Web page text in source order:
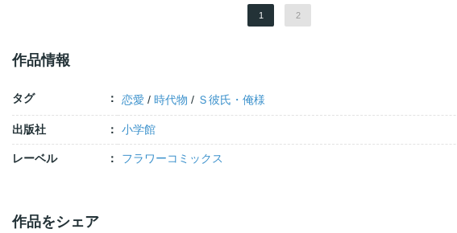
1 2
作品情報
タグ 恋愛 /時代物 / Ｓ彼氏・俺様
出版社 小学館
レーベル フラワーコミックス
作品をシェア